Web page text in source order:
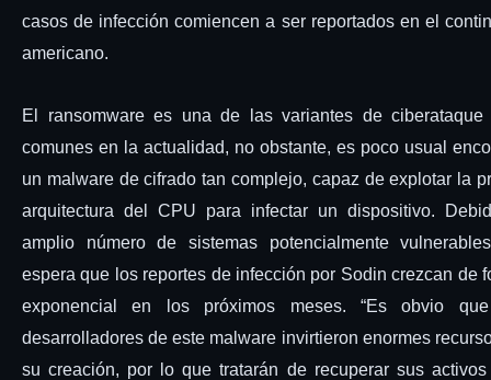
casos de infección comiencen a ser reportados en el
americano.
El ransomware es una de las variantes de ciberataque
comunes en la actualidad, no obstante, es poco usual
un malware de cifrado tan complejo, capaz de explotar la
arquitectura del CPU para infectar un dispositivo.
amplio número de sistemas potencialmente
espera que los reportes de infección por Sodin crezcan de
exponencial en los próximos meses. “Es obvio
desarrolladores de este malware invirtieron enormes
su creación, por lo que tratarán de recuperar sus